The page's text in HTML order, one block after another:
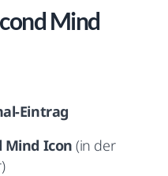
Mind
Eintrag
Mind Icon (in der